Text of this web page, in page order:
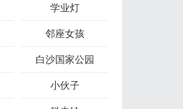
学业灯
邻座女孩
白沙国家公园
小伙子